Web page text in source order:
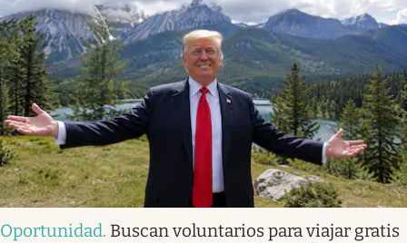
Oportunidad. Buscan voluntarios para viajar gratis